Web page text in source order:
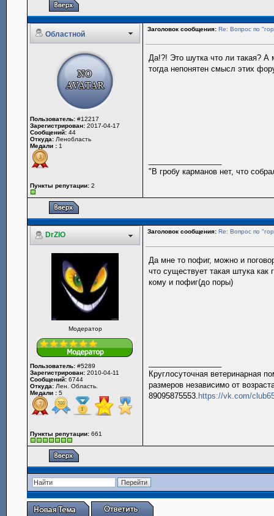
Областной
Заголовок сообщения: Re: Вопрос по
Пользователь: #12217
Зарегистрирован: 2017-04-17
Сообщений: 44
Откуда: Ленобласть
Медали : 1
Пункты репутации: 2
Да!?! Это шутка что ли такая? А
тогда непонятен смысл этих
"В гробу карманов нет, что
DrZlO Заголовок сообщения: Re: Вопрос по
Модератор
Пользователь: #5289
Зарегистрирован: 2010-04-11
Сообщений: 6744
Откуда: Лен. Область.
Медали : 5
Пункты репутации: 661
Да мне то пофиг, можно и
что существует такая штука
кому и пофиг(до поры)
Круглосуточная ветеринарная
размеров независимо от
89095875553. https://vk.com/